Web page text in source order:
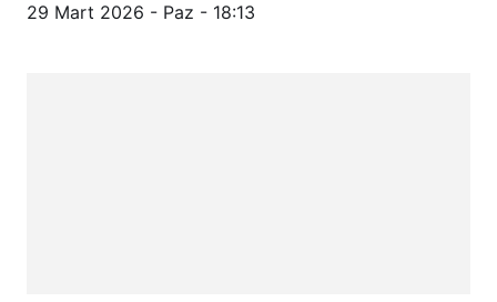
29 Mart 2026 - Paz - 18:13